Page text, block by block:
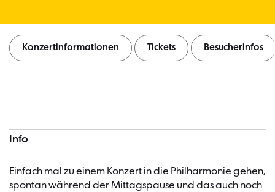
Konzertinformationen Tickets Besucherinfos
Info
Einfach mal zu einem Konzert in die Philharmonie gehen,
spontan während der Mittagspause und das auch noch